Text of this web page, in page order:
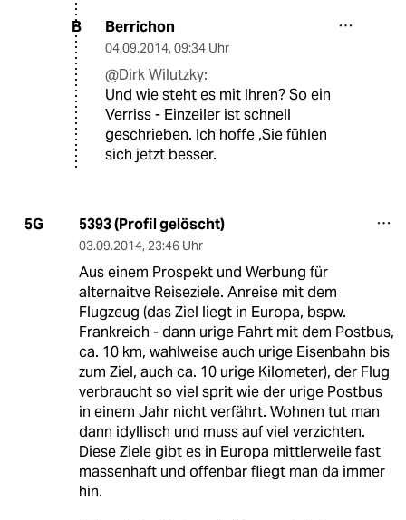
B Berrichon
04.09.2014, 09:34 Uhr
@Dirk Wilutzky:
Und wie steht es mit Ihren? So ein
Verriss - Einzeiler ist schnell
geschrieben. Ich hoffe ,Sie fühlen
sich jetzt besser.
5G 5393 (Profil gelöscht)
03.09.2014, 23:46 Uhr
Aus einem Prospekt und Werbung für
alternaitve Reiseziele. Anreise mit dem
Flugzeug (das Ziel liegt in Europa, bspw.
Frankreich - dann urige Fahrt mit dem Postbus,
ca. 10 km, wahlweise auch urige Eisenbahn bis
zum Ziel, auch ca. 10 urige Kilometer), der Flug
verbraucht so viel sprit wie der urige Postbus
in einem Jahr nicht verfährt. Wohnen tut man
dann idyllisch und muss auf viel verzichten.
Diese Ziele gibt es in Europa mittlerweile fast
massenhaft und offenbar fliegt man da immer
hin.